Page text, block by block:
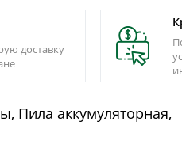
доставку
Пила аккумуляторная,